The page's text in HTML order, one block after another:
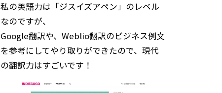
私の英語力は「ジスイズアペン」のレベル
なのですが、
Google翻訳や、Weblio翻訳のビジネス例文
を参考にしてやり取りができたので、現代
の翻訳力はすごいです！